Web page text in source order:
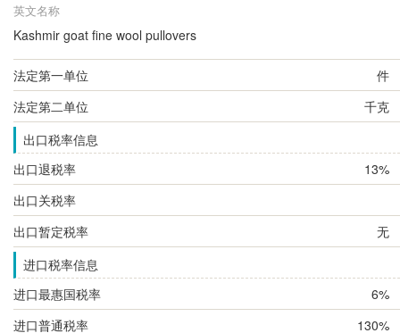
英文名称
Kashmir goat fine wool pullovers
法定第一单位
件
法定第二单位
千克
出口税率信息
出口退税率
13%
出口关税率
出口暂定税率
无
进口税率信息
进口最惠国税率
6%
进口普通税率
130%